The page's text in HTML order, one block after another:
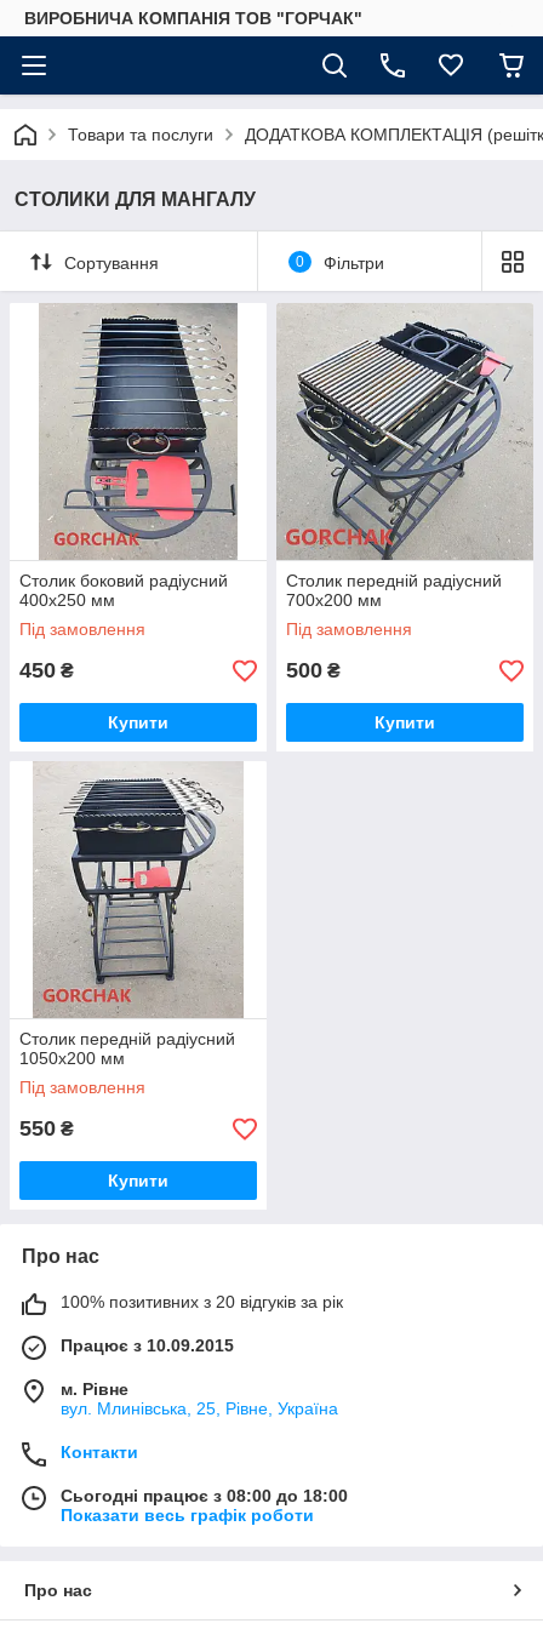
ВИРОБНИЧА КОМПАНІЯ ТОВ "ГОРЧАК"
Товари та послуги ДОДАТКОВА КОМПЛЕКТАЦІЯ
СТОЛИКИ ДЛЯ МАНГАЛУ
Сортування 0 Фільтри
Столик боковий радіусний
400х250 мм
Під замовлення
450 ₴
Купити
Столик передній радіусний
700х200 мм
Під замовлення
500 ₴
Купити
Столик передній радіусний
1050х200 мм
Під замовлення
550 ₴
Купити
Про нас
100% позитивних з 20 відгуків за рік
Працює з 10.09.2015
м. Рівне
вул. Млинівська, 25, Рівне, Україна
Контакти
Сьогодні працює з 08:00 до 18:00
Показати весь графік роботи
Про нас